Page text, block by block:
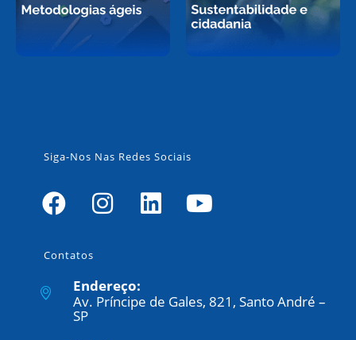
Siga-Nos Nas Redes Sociais
Contatos
Endereço:
Av. Príncipe de Gales, 821, Santo André –
SP